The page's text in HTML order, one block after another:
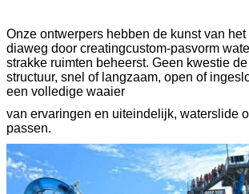
Onze ontwerpers hebben de kunst van
diaweg door creatingcustom-pasvorm
strakke ruimten beheerst. Geen kwestie
structuur, snel of langzaam, open of
een volledige waaier
van ervaringen en uiteindelijk, waterslide
passen.